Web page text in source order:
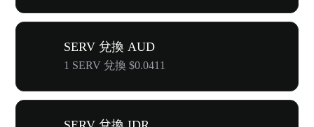
SERV 兌換 AUD
1 SERV 兌換 $0.0411